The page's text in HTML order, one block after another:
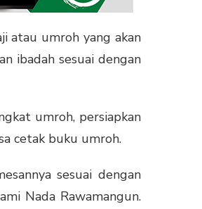
atau umroh yang akan
ibadah sesuai dengan
umroh, persiapkan
cetak buku umroh.
sesuai dengan
Nada Rawamangun.